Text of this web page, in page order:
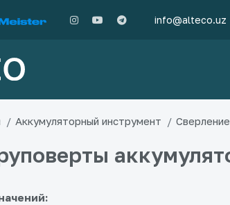
info@alteco.uz
Аккумуляторный инструмент